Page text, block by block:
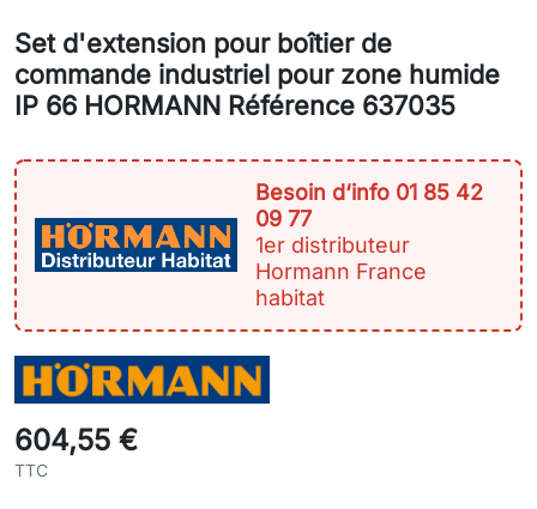
Set d'extension pour boîtier de
commande industriel pour zone humide
IP 66 HORMANN Référence 637035
Besoin d‘info 01 85 42
09 77
1er distributeur
Hormann France
habitat
604,55 €
TTC